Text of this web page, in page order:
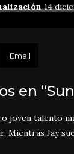
14
Email
en
joven talento
Mientras Jay